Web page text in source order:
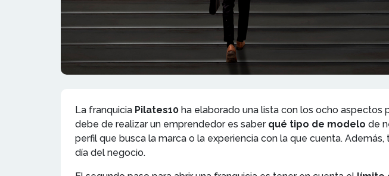
La franquicia Pilates10 ha elaborado una lista con los ocho aspectos
debe de realizar un emprendedor es saberqué tipo de modelo de
perfil que busca la marca o la experiencia con la que cuenta.
día del negocio.